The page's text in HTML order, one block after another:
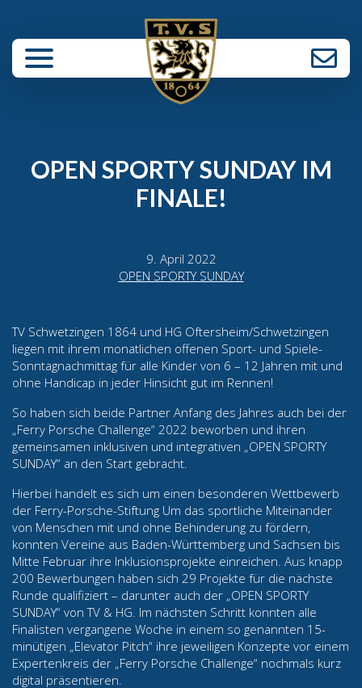
schließen
OPEN SPORTY SUNDAY IM
FINALE!
9. April 2022
OPEN SPORTY SUNDAY
TV Schwetzingen 1864 und HG Oftersheim/Schwetzingen
liegen mit ihrem monatlichen offenen Sport- und Spiele-
Sonntagnachmittag für alle Kinder von 6 – 12 Jahren mit und
ohne Handicap in jeder Hinsicht gut im Rennen!
So haben sich beide Partner Anfang des Jahres auch bei der
„Ferry Porsche Challenge“ 2022 beworben und ihren
gemeinsamen inklusiven und integrativen „OPEN SPORTY
SUNDAY“ an den Start gebracht.
Hierbei handelt es sich um einen besonderen Wettbewerb
der Ferry-Porsche-Stiftung Um das sportliche Miteinander
von Menschen mit und ohne Behinderung zu fördern,
konnten Vereine aus Baden-Württemberg und Sachsen bis
Mitte Februar ihre Inklusionsprojekte einreichen. Aus knapp
200 Bewerbungen haben sich 29 Projekte für die nächste
Runde qualifiziert – darunter auch der „OPEN SPORTY
SUNDAY“ von TV & HG. Im nächsten Schritt konnten alle
Finalisten vergangene Woche in einem so genannten 15-
minütigen „Elevator Pitch“ ihre jeweiligen Konzepte vor einem
Expertenkreis der „Ferry Porsche Challenge“ nochmals kurz
digital präsentieren.